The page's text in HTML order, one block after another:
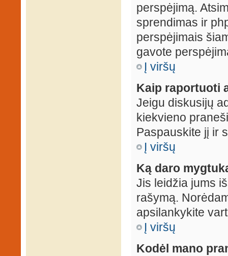
perspėjimą.
sprendimas ir
perspėjimais
gavote
Į viršų
Kaip raportuoti
Jeigu diskusijų
kiekvieno
Paspauskite jį ir
Į viršų
Ką daro
Jis leidžia jums
rašymą.
apsilankykite
Į viršų
Kodėl mano